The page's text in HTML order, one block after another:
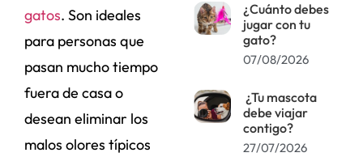
gatos. Son ideales
para personas que
pasan mucho tiempo
fuera de casa o
desean eliminar los
malos olores típicos
¿Cuánto debes
jugar con tu
gato?
07/08/2026
¿Tu mascota
debe viajar
contigo?
27/07/2026